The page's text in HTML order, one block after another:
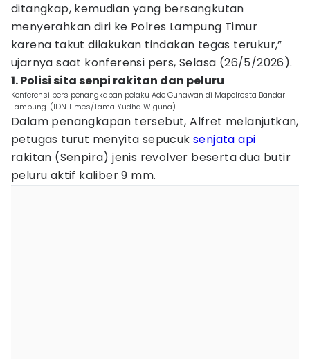
ditangkap, kemudian yang bersangkutan
menyerahkan diri ke Polres Lampung Timur
karena takut dilakukan tindakan tegas terukur,”
ujarnya saat konferensi pers, Selasa (26/5/2026).
1. Polisi sita senpi rakitan dan peluru
Konferensi pers penangkapan pelaku Ade Gunawan di Mapolresta Bandar
Lampung. (IDN Times/Tama Yudha Wiguna).
Dalam penangkapan tersebut, Alfret melanjutkan,
petugas turut menyita sepucuk senjata api
rakitan (Senpira) jenis revolver beserta dua butir
peluru aktif kaliber 9 mm.